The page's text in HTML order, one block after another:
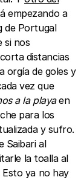
empezando a
de Portugal
si nos
distancias
orgía de goles y
vez que
a la playaen
para los
y sufro.
Saibari al
la toalla al
Esto ya no hay